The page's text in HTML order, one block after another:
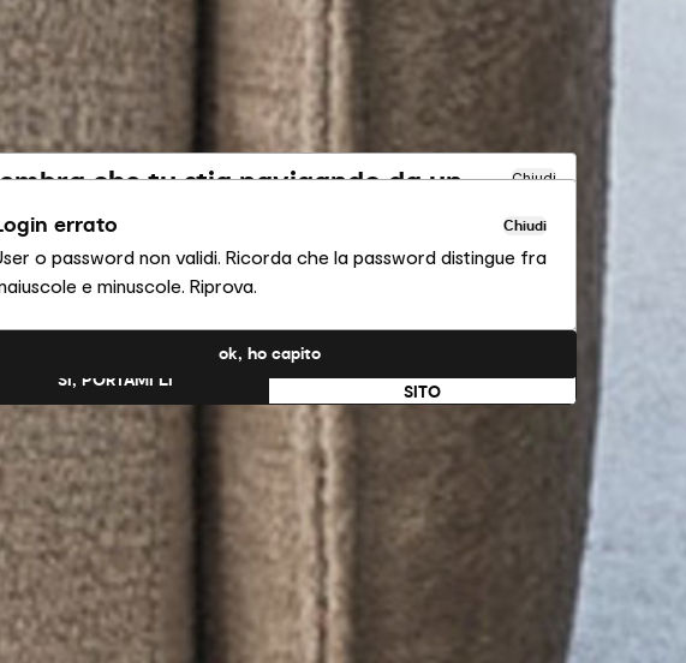
che tu stia navigando da un
Paese
Chiudi
visualizzando il sito Calligaris per Italia. Vuoi passare al sito in
SITO
SÌ, PORTAMI LÌ
errato Chiudi
o password non validi. Ricorda che la password distingue fra
e minuscole. Riprova.
ok, ho capito